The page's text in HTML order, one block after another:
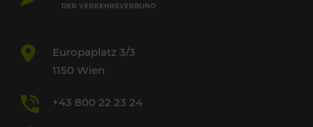
Europaplatz 3/3
1150 Wien
+43 800 22 23 24